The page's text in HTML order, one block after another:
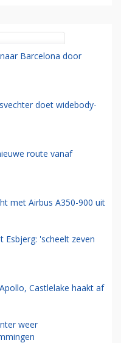
Barcelona door
doet widebody-
route vanaf
met Airbus A350-900 uit
Esbjerg: 'scheelt zeven
Castlelake haakt af
weer